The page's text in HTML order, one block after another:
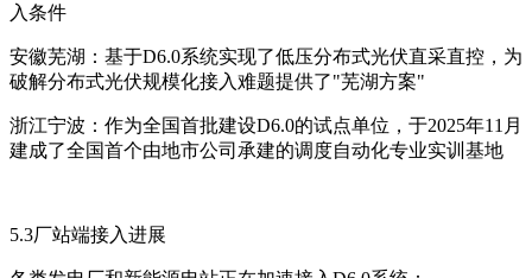
入条件
安徽芜湖：基于D6.0系统实现了低压分布式光伏直采直控，为
破解分布式光伏规模化接入难题提供了"芜湖方案"
浙江宁波：作为全国首批建设D6.0的试点单位，于2025年11月
建成了全国首个由地市公司承建的调度自动化专业实训基地
5.3厂站端接入进展